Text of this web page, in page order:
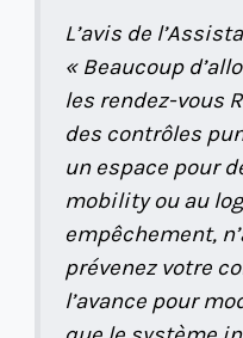
L’avis de
« Beaucoup
les rendez-vous
des contrôles
un espace pour
mobility ou au
empêchement,
prévenez votre
l’avance pour